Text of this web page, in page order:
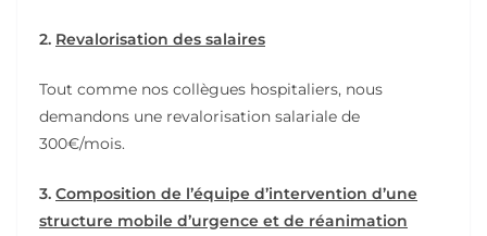
2. Revalorisation des salaires
Tout comme nos collègues hospitaliers, nous
demandons une revalorisation salariale de
300€/mois.
3. Composition de l’équipe d’intervention d’une
structure mobile d’urgence et de réanimation